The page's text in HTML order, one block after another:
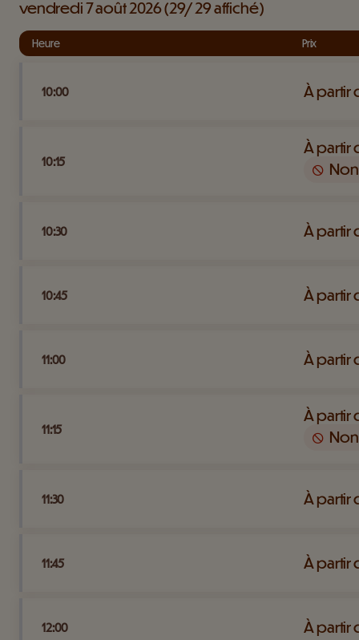
vendredi 7 août 2026 29 29affiché
Heure Prix
10:00 À partir
10:15
À partir
10:30 À partir
10:45 À partir
11:00 À partir
11:15
À partir
11:30 À partir
11:45 À partir
12:00 À partir